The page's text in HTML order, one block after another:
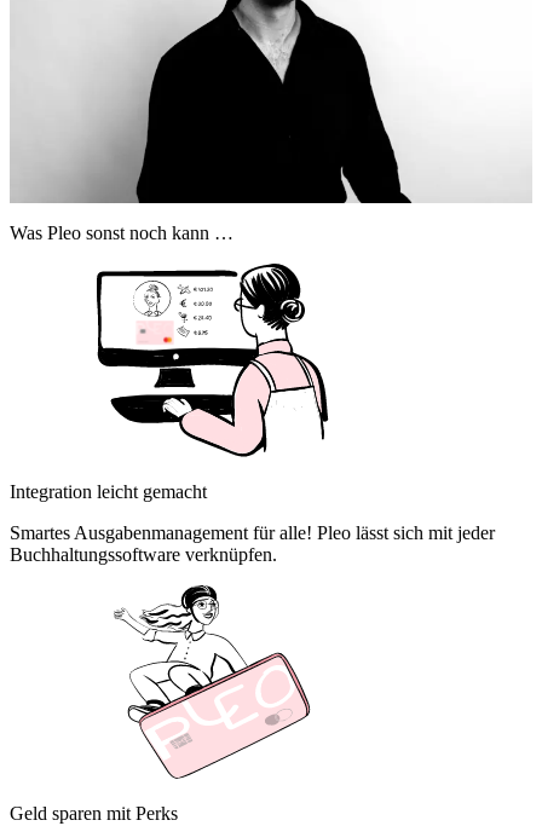
Was Pleo sonst noch kann …
Integration leicht gemacht
Smartes Ausgabenmanagement für alle! Pleo lässt sich mit jeder
Buchhaltungssoftware verknüpfen.
Geld sparen mit Perks